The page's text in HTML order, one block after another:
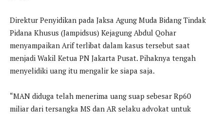
Direktur Penyidikan pada Jaksa Agung Muda Bidang Tindak
Pidana Khusus (Jampidsus) Kejagung Abdul Qohar
menyampaikan Arif terlibat dalam kasus tersebut saat
menjadi Wakil Ketua PN Jakarta Pusat. Pihaknya tengah
menyelidiki uang itu mengalir ke siapa saja.
“MAN diduga telah menerima uang suap sebesar Rp60
miliar dari tersangka MS dan AR selaku advokat untuk